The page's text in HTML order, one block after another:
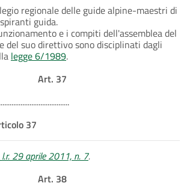
regionale delle guide alpine-maestri di
guida.
e i compiti dell'assemblea del
del suo direttivo sono disciplinati dagli
legge 6/1989.
Art. 37
37
29 aprile 2011, n. 7.
Art. 38